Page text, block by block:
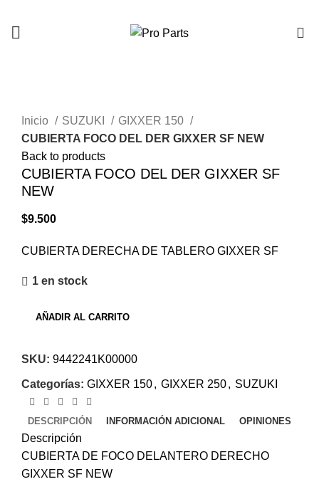
Inicio
SUZUKI
GIXXER 150
CUBIERTA FOCO DEL DER GIXXER SF NEW
Back to products
CUBIERTA FOCO DEL DER GIXXER SF
NEW
$9.500
CUBIERTA DERECHA DE TABLERO GIXXER SF
1 en stock
AÑADIR AL CARRITO
SKU: 9442241K00000
Categorías: GIXXER 150, GIXXER 250, SUZUKI
DESCRIPCIÓN INFORMACIÓN ADICIONAL OPINIONES
Descripción
CUBIERTA DE FOCO DELANTERO DERECHO
GIXXER SF NEW